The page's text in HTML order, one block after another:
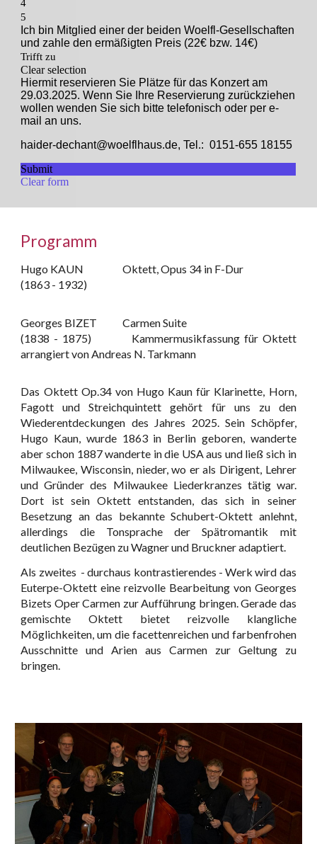
Programm
Hugo KAUN
Oktett, Opus 34 in F-Dur
(1863 - 1932)
Georges BIZET
Carmen Suite
(1838 - 1875)
Kammermusikfassung für Oktett
arrangiert von Andreas N. Tarkmann
Das Oktett Op.34 von Hugo Kaun für Klarinette, Horn,
Fagott und Streichquintett gehört für uns zu den
Wiederentdeckungen des Jahres 2025. Sein Schöpfer,
Hugo Kaun, wurde 1863 in Berlin geboren, wanderte
aber schon 1887 wanderte in die USA aus und ließ sich in
Milwaukee, Wisconsin, nieder, wo er als Dirigent, Lehrer
und Gründer des Milwaukee Liederkranzes tätig war.
Dort ist sein Oktett entstanden, das sich in seiner
Besetzung an das bekannte Schubert-Oktett anlehnt,
allerdings die Tonsprache der Spätromantik mit
deutlichen Bezügen zu Wagner und Bruckner adaptiert.
Als zweites - durchaus kontrastierendes - Werk wird das
Euterpe-Oktett eine reizvolle Bearbeitung von Georges
Bizets Oper Carmen zur Aufführung bringen. Gerade das
gemischte Oktett bietet reizvolle klangliche
Möglichkeiten, um die facettenreichen und farbenfrohen
Ausschnitte und Arien aus Carmen zur Geltung zu
bringen.